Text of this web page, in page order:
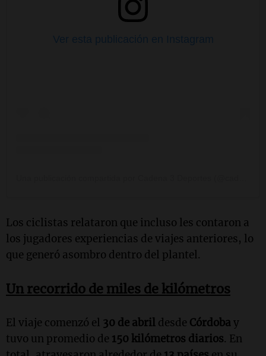
Ver esta publicación en Instagram
Los ciclistas relataron que incluso les contaron a
los jugadores experiencias de viajes anteriores, lo
que generó asombro dentro del plantel.
Un recorrido de miles de kilómetros
El viaje comenzó el 30 de abril desde Córdoba y
tuvo un promedio de 150 kilómetros diarios. En